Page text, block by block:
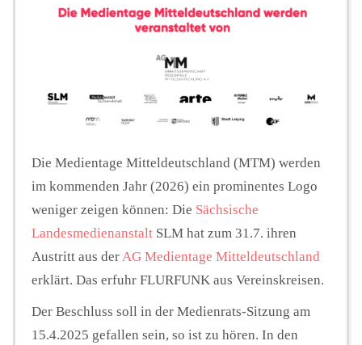
FUNKTURM-Beiträge
Podcast
Unterstützen
Die Medientage Mitteldeutschland (MTM) werden
im kommenden Jahr (2026) ein prominentes Logo
weniger zeigen können: Die Sächsische
Landesmedienanstalt SLM hat zum 31.7. ihren
Austritt aus der AG Medientage Mitteldeutschland
erklärt. Das erfuhr FLURFUNK aus Vereinskreisen.
Der Beschluss soll in der Medienrats-Sitzung am
15.4.2025 gefallen sein, so ist zu hören. In den